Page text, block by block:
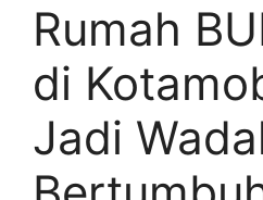
Rumah
di
Jadi